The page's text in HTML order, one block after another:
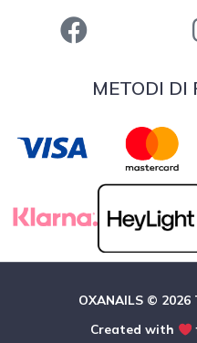
METODI DI
OXANAILS ©
Created with